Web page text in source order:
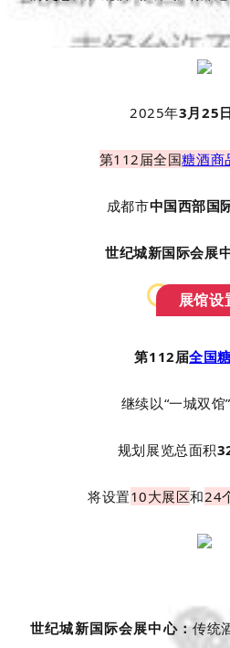
2025年3月25
第112届全国糖酒商
成都市中国西部国
世纪城新国际会展
展馆设
第112届全国
继续以“一城双馆
规划展览总面积
将设置10大展区和24
世纪城新国际会展中心：传统